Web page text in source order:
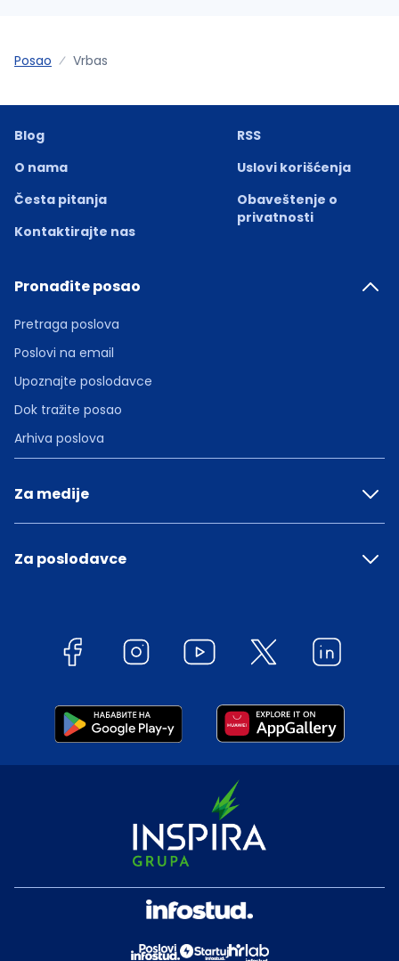
Posao Vrbas
Blog
O nama
Česta pitanja
Kontaktirajte nas
RSS
Uslovi korišćenja
Obaveštenje o
privatnosti
Pronađite posao
Pretraga poslova
Poslovi na email
Upoznajte poslodavce
Dok tražite posao
Arhiva poslova
Za medije
Za poslodavce